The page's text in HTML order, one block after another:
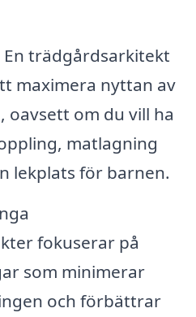
En trädgårdsarkitekt
maximera nyttan av
oavsett om du vill ha
matlagning
lekplats för barnen.
fokuserar på
som minimerar
och förbättrar